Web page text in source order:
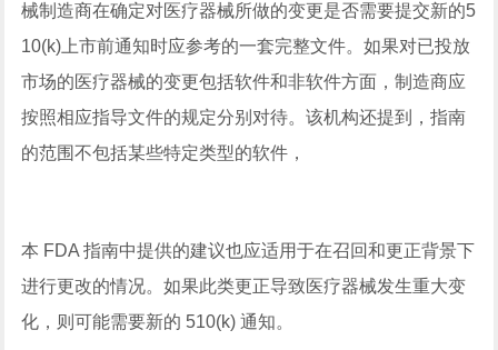
械制造商在确定对医疗器械所做的变更是否需要提交新的5
10(k)上市前通知时应参考的一套完整文件。如果对已投放
市场的医疗器械的变更包括软件和非软件方面，制造商应
按照相应指导文件的规定分别对待。该机构还提到，指南
的范围不包括某些特定类型的软件，
本 FDA 指南中提供的建议也应适用于在召回和更正背景下
进行更改的情况。如果此类更正导致医疗器械发生重大变
化，则可能需要新的 510(k) 通知。